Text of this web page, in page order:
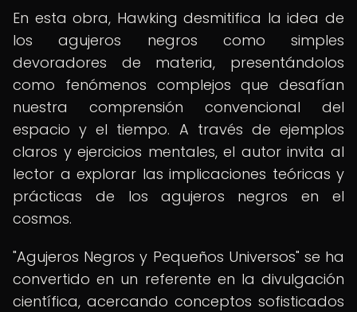
En esta obra, Hawking desmitifica la idea de
los agujeros negros como simples
devoradores de materia, presentándolos
como fenómenos complejos que desafían
nuestra comprensión convencional del
espacio y el tiempo. A través de ejemplos
claros y ejercicios mentales, el autor invita al
lector a explorar las implicaciones teóricas y
prácticas de los agujeros negros en el
cosmos.
"Agujeros Negros y Pequeños Universos" se ha
convertido en un referente en la divulgación
científica, acercando conceptos sofisticados